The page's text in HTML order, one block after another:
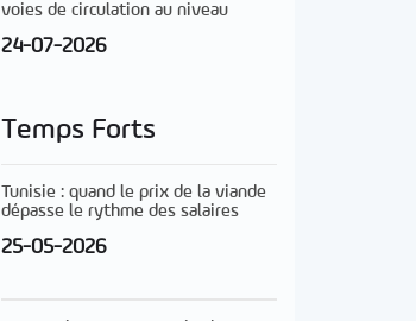
voies de circulation au niveau
24-07-2026
Temps Forts
Tunisie : quand le prix de la viande
dépasse le rythme des salaires
25-05-2026